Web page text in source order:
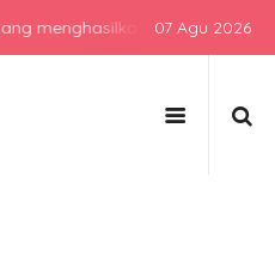
lulusan07 Agu 2026